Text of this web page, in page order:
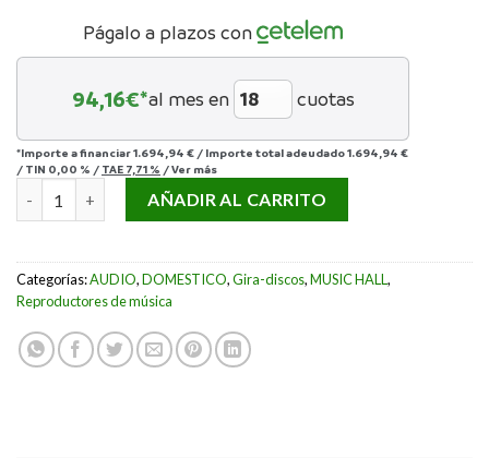
Págalo a plazos con
94,16€*al mes en cuotas
*Importe a financiar1.694,94 € / Importe total adeudado1.694,94 €
/ TIN 0,00 % / TAE 7,71 % /Ver más
MUSIC HALL MMF-7.3 cantidadAÑADIR AL CARRITO
Categorías:AUDIO,DOMESTICO,Gira-discos,MUSIC HALL,
Reproductores de música